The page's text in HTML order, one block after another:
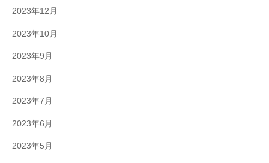
2023年12月
2023年10月
2023年9月
2023年8月
2023年7月
2023年6月
2023年5月